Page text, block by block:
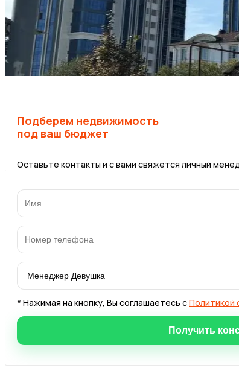
Подберем недвижимость
под ваш бюджет
Оставьте контакты и с вами свяжется личный
* Нажимая на кнопку, Вы соглашаетесь сПолитикой